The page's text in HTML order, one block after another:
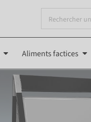
Aliments factices